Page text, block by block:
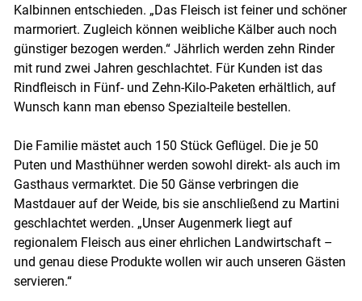
Kalbinnen entschieden. „Das Fleisch ist feiner und schöner
marmoriert. Zugleich können weibliche Kälber auch noch
günstiger bezogen werden.“ Jährlich werden zehn Rinder
mit rund zwei Jahren geschlachtet. Für Kunden ist das
Rindfleisch in Fünf- und Zehn-Kilo-Paketen erhältlich, auf
Wunsch kann man ebenso Spezialteile bestellen.
Die Familie mästet auch 150 Stück Geflügel. Die je 50
Puten und Masthühner werden sowohl direkt- als auch im
Gasthaus vermarktet. Die 50 Gänse verbringen die
Mastdauer auf der Weide, bis sie anschließend zu Martini
geschlachtet werden. „Unser Augenmerk liegt auf
regionalem Fleisch aus einer ehrlichen Landwirtschaft –
und genau diese Produkte wollen wir auch unseren Gästen
servieren.“